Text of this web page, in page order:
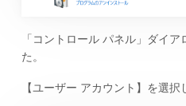
「コントロール パネル」ダイ
た。
【ユーザー アカウント】を選択